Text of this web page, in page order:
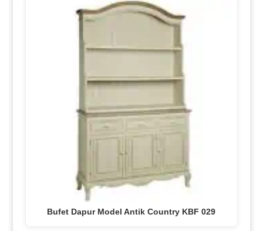
Bufet Dapur Model Antik Country KBF 029